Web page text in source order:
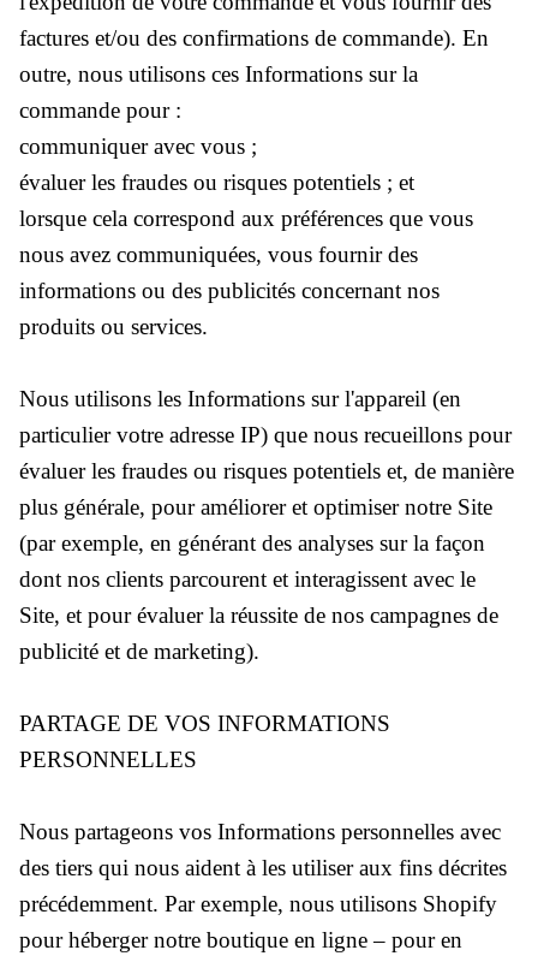
factures et/ou des confirmations de commande). En
outre, nous utilisons ces Informations sur la
commande pour :
communiquer avec vous ;
évaluer les fraudes ou risques potentiels ; et
lorsque cela correspond aux préférences que vous
nous avez communiquées, vous fournir des
informations ou des publicités concernant nos
produits ou services.
Nous utilisons les Informations sur l'appareil (en
particulier votre adresse IP) que nous recueillons pour
évaluer les fraudes ou risques potentiels et, de manière
plus générale, pour améliorer et optimiser notre Site
(par exemple, en générant des analyses sur la façon
dont nos clients parcourent et interagissent avec le
Site, et pour évaluer la réussite de nos campagnes de
publicité et de marketing).
PARTAGE DE VOS INFORMATIONS
PERSONNELLES
Nous partageons vos Informations personnelles avec
des tiers qui nous aident à les utiliser aux fins décrites
précédemment. Par exemple, nous utilisons Shopify
pour héberger notre boutique en ligne – pour en